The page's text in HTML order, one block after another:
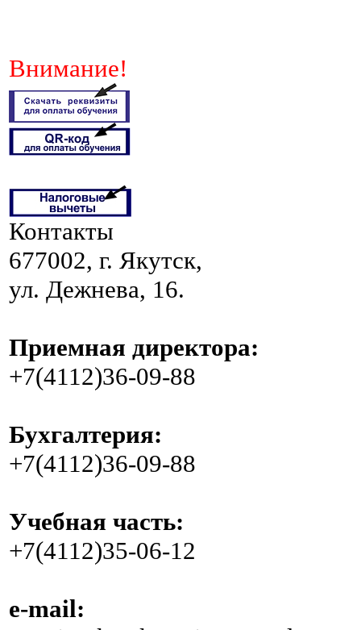
Внимание!
Контакты
677002, г. Якутск,
ул. Дежнева, 16.
Приемная директора:
+7(4112)36-09-88
Бухгалтерия:
+7(4112)36-09-88
Учебная часть:
+7(4112)35-06-12
e-mail: